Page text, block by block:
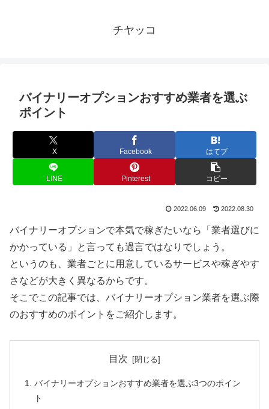
チヤッコ
バイナリーオプションおすすめ業者を選ぶ
ポイント
X Facebook はてブ
LINE Pinterest コピー
2022.06.09 2022.08.30
バイナリーオプションで本気で稼ぎたいなら「業者選びに
かかっている」と言っても過言ではなりでしょう。
というのも、業者ごとに用意しているサービスや稼ぎやす
さなどが大きく異なるからです。
そこでこの記事では、バイナリーオプション業者を選ぶ際
のおすすめのポイントをご紹介します。
目次
バイナリーオプションおすすめ業者を選ぶ3つのポイン
ト